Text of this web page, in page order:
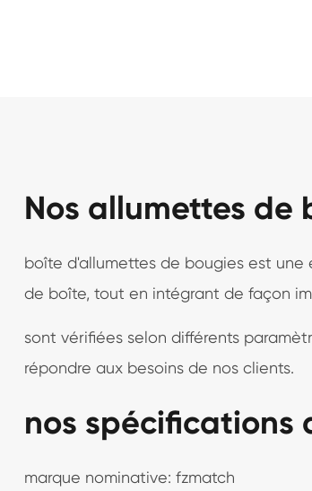
Nos allumettes de
boîte d'allumettes de bougies est
de boîte, tout en intégrant de façon
sont vérifiées selon différents
répondre aux besoins de nos clients.
nos spécifications
marque nominative: fzmatch